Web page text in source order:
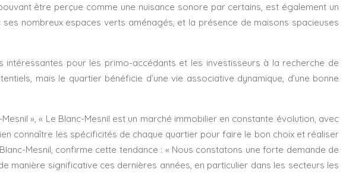
être perçue comme une nuisance sonore par certains, est également un
nombreux espaces verts aménagés, et la présence de maisons spacieuses
pour les primo-accédants et les investisseurs à la recherche de
mais le quartier bénéficie d’une vie associative dynamique, d’une bonne
», « Le Blanc-Mesnil est un marché immobilier en constante évolution, avec
connaître les spécificités de chaque quartier pour faire le bon choix et réaliser
Mesnil, confirme cette tendance : « Nous constatons une forte demande de
significative ces dernières années, en particulier dans les secteurs les